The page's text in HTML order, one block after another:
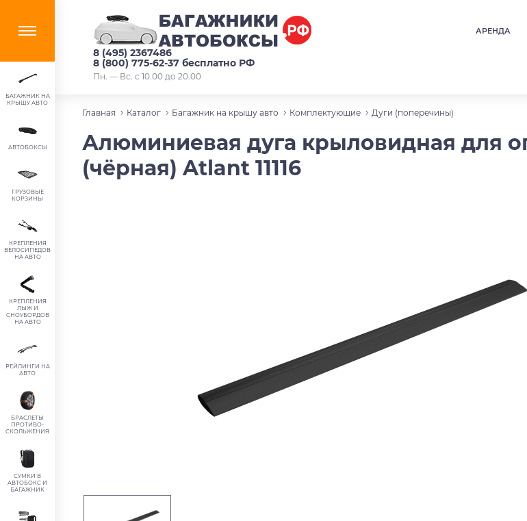
АРЕНДА
8 (495) 2367486
8 (800) 775-62-37 бесплатно РФ
Пн. — Вс. с 10.00 до 20.00
БАГАЖНИК НА
КРЫШУ АВТО
АВТОБОКСЫ
ГРУЗОВЫЕ
КОРЗИНЫ
КРЕПЛЕНИЯ
ВЕЛОСИПЕДОВ
НА АВТО
КРЕПЛЕНИЯ
ЛЫЖ И
СНОУБОРДОВ
НА АВТО
РЕЙЛИНГИ НА
АВТО
БРАСЛЕТЫ
ПРОТИВО-
СКОЛЬЖЕНИЯ
СУМКИ В
АВТОБОКС И
БАГАЖНИК
Главная Каталог Багажник на крышу авто Комплектующие Дуги (поперечины)
Алюминиевая дуга крыловидная для
(чёрная) Atlant 11116